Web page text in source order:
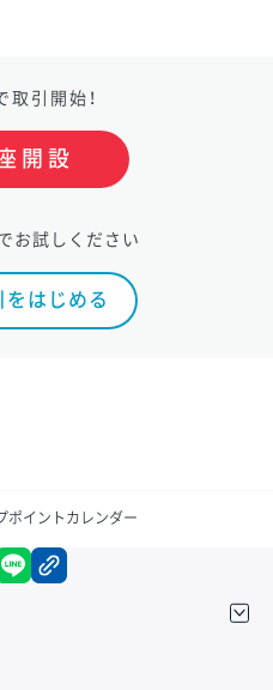
引開始！
開設
お試しください
をはじめる
ポイントカレンダー
facebook